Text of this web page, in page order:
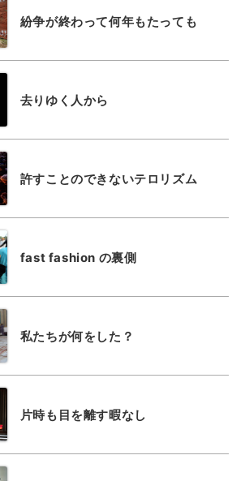
紛争が終わって何年もたっても
去りゆく人から
許すことのできないテロリズム
fast fashion の裏側
私たちが何をした？
片時も目を離す暇なし